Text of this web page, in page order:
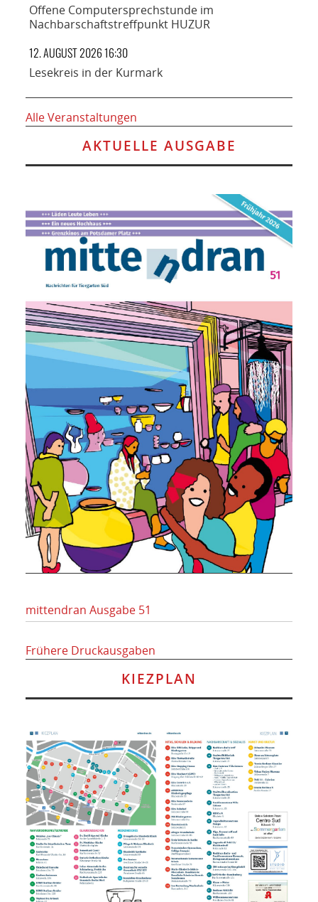
Offene Computersprechstunde im
Nachbarschaftstreffpunkt HUZUR
12. AUGUST 2026 16:30
Lesekreis in der Kurmark
Alle Veranstaltungen
AKTUELLE AUSGABE
mittendran Ausgabe 51
Frühere Druckausgaben
KIEZPLAN